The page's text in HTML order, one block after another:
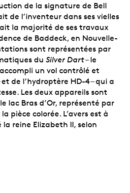
de la signature de Bell
de l’inventeur dans ses vielles
la majorité de ses travaux
de Baddeck, en Nouvelle-
sont représentées par
du Silver Dart– le
un vol contrôlé et
de l’hydroptère HD-4 – qui a
Les deux appareils sont
lac Bras d’Or, représenté par
pièce colorée. L’avers est à
la reine Elizabeth II, selon